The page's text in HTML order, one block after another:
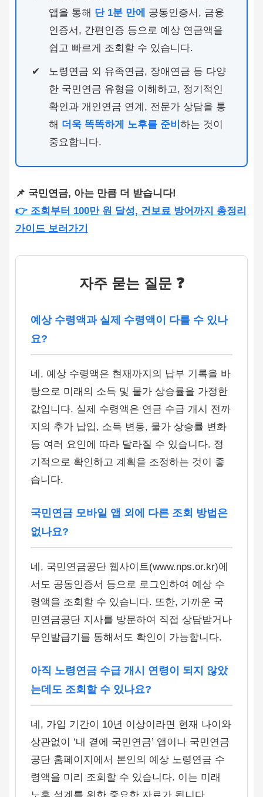
앱을 통해 단 1분 만에
공동인증서, 금융
인증서, 간편인증 등으로 예상 연금액을
쉽고 빠르게 조회할 수 있습니다.
노령연금 외 유족연금, 장애연금 등 다양
한 국민연금 유형을 이해하고, 정기적인
확인과 개인연금 연계, 전문가 상담을 통
해 더욱 똑똑하게 노후를 준비 하는 것이
중요합니다.
📌 국민연금, 아는 만큼 더 받습니다!
👉 조회부터 100만 원 달성, 건보료 방어까지 총정리
가이드 보러가기
자주 묻는 질문 ❓
예상 수령액과 실제 수령액이 다를 수 있나
요?
네, 예상 수령액은 현재까지의 납부 기록을 바
탕으로 미래의 소득 및 물가 상승률을 가정한
값입니다. 실제 수령액은 연금 수급 개시 전까
지의 추가 납입, 소득 변동, 물가 상승률 변화
등 여러 요인에 따라 달라질 수 있습니다. 정
기적으로 확인하고 계획을 조정하는 것이 좋
습니다.
국민연금 모바일 앱 외에 다른 조회 방법은
없나요?
네, 국민연금공단 웹사이트(www.nps.or.kr)에
서도 공동인증서 등으로 로그인하여 예상 수
령액을 조회할 수 있습니다. 또한, 가까운 국
민연금공단 지사를 방문하여 직접 상담받거나
무인발급기를 통해서도 확인이 가능합니다.
아직 노령연금 수급 개시 연령이 되지 않았
는데도 조회할 수 있나요?
네, 가입 기간이 10년 이상이라면 현재 나이와
상관없이 ‘내 곁에 국민연금’ 앱이나 국민연금
공단 홈페이지에서 본인의 예상 노령연금 수
령액을 미리 조회할 수 있습니다. 이는 미래